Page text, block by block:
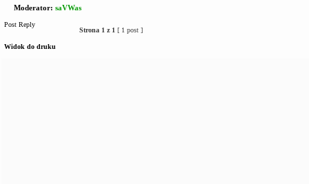
Moderator: saVWas
Post Reply
Strona 1 z 1 [ 1 post ]
Widok do druku